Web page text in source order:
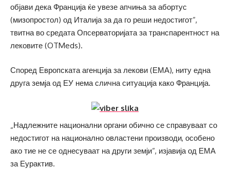
објави дека Франција ќе увезе апчиња за абортус
(мизопростол) од Италија за да го реши недостигот“,
твитна во средата Опсерваторијата за транспарентност на
лековите (OTMeds).
Според Европската агенција за лекови (ЕМА), ниту една
друга земја од ЕУ нема слична ситуација како Франција.
„Надлежните национални органи обично се справуваат со
недостигот на национално овластени производи, особено
ако тие не се однесуваат на други земји“, изјавија од ЕМА
за Еурактив.